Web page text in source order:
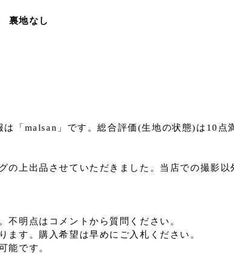
裏地なし
「malsan」です。総合評価(生地の状態)は10点
上出品させていただきました。当店での撮影
不明点はコメントから質問ください。
ます。購入希望は早めにご入札ください。
能です。